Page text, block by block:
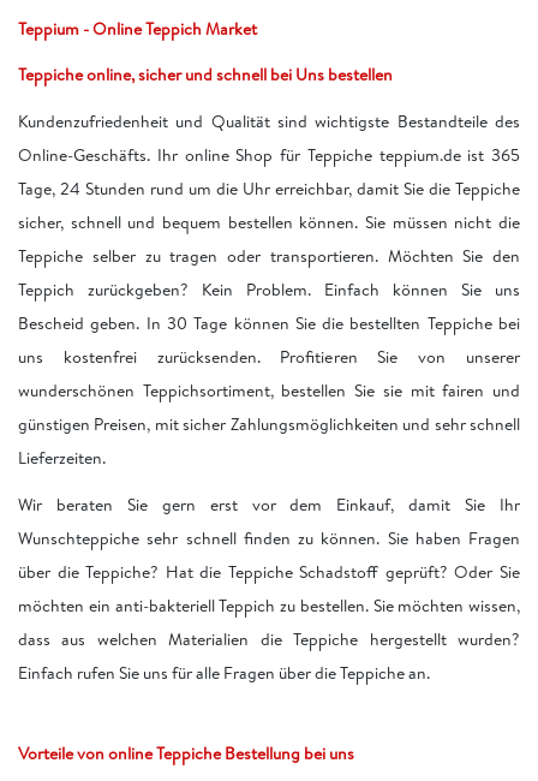
Teppium - Online Teppich Market
Teppiche online, sicher und schnell bei Uns bestellen
Kundenzufriedenheit und Qualität sind wichtigste Bestandteile des
Online-Geschäfts. Ihr online Shop für Teppiche teppium.de ist 365
Tage, 24 Stunden rund um die Uhr erreichbar, damit Sie die Teppiche
sicher, schnell und bequem bestellen können. Sie müssen nicht die
Teppiche selber zu tragen oder transportieren. Möchten Sie den
Teppich zurückgeben? Kein Problem. Einfach können Sie uns
Bescheid geben. In 30 Tage können Sie die bestellten Teppiche bei
uns kostenfrei zurücksenden. Profitieren Sie von unserer
wunderschönen Teppichsortiment, bestellen Sie sie mit fairen und
günstigen Preisen, mit sicher Zahlungsmöglichkeiten und sehr schnell
Lieferzeiten.
Wir beraten Sie gern erst vor dem Einkauf, damit Sie Ihr
Wunschteppiche sehr schnell finden zu können. Sie haben Fragen
über die Teppiche? Hat die Teppiche Schadstoff geprüft? Oder Sie
möchten ein anti-bakteriell Teppich zu bestellen. Sie möchten wissen,
dass aus welchen Materialien die Teppiche hergestellt wurden?
Einfach rufen Sie uns für alle Fragen über die Teppiche an.
Vorteile von online Teppiche Bestellung bei uns